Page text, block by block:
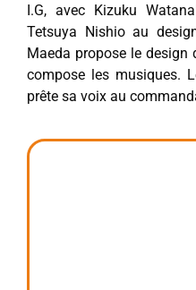
I.G, avec Kizuku
Tetsuya Nishio au
Maeda propose le design
compose les musiques.
prête sa voix au